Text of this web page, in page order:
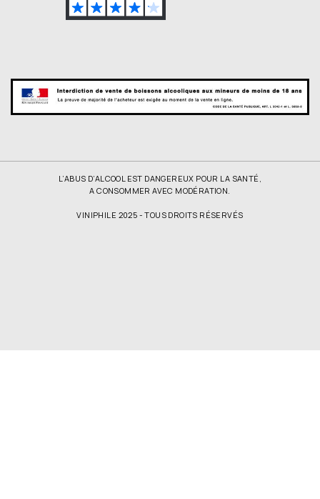
L’ABUS D’ALCOOL EST DANGEREUX POUR LA SANTÉ,
A CONSOMMER AVEC MODÉRATION.
VINIPHILE 2025 - TOUS DROITS RÉSERVÉS